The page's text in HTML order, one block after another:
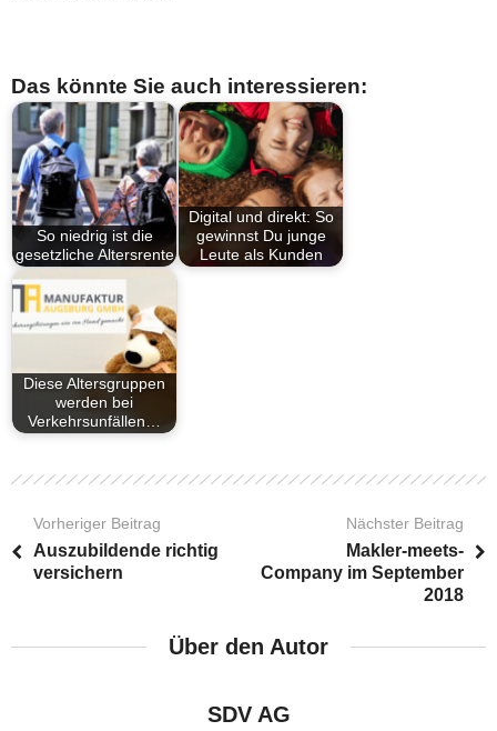
Das könnte Sie auch interessieren:
So niedrig ist die
gesetzliche Altersrente
Digital und direkt: So
gewinnst Du junge
Leute als Kunden
Diese Altersgruppen
werden bei
Verkehrsunfällen…
Vorheriger Beitrag
Auszubildende richtig
versichern
Nächster Beitrag
Makler-meets-
Company im September
2018
Über den Autor
SDV AG